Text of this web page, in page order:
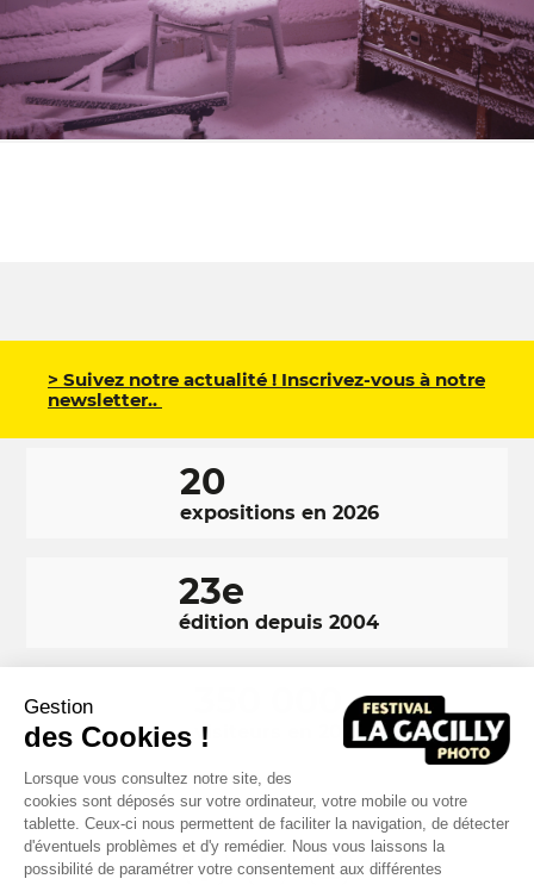
Gestion
des Cookies !
Lorsque vous consultez notre site, des
cookies sont déposés sur votre ordinateur, votre mobile ou votre
tablette. Ceux-ci nous permettent de faciliter la navigation, de détecter
d'éventuels problèmes et d'y remédier. Nous vous laissons la
possibilité de paramétrer votre consentement aux différentes
> Suivez notre actualité ! Inscrivez-vous à notre
newsletter..
20
expositions en 2026
23e
édition depuis 2004
visiteurs en 2025
RÉSEAUX FacebookLinkedInInstagram